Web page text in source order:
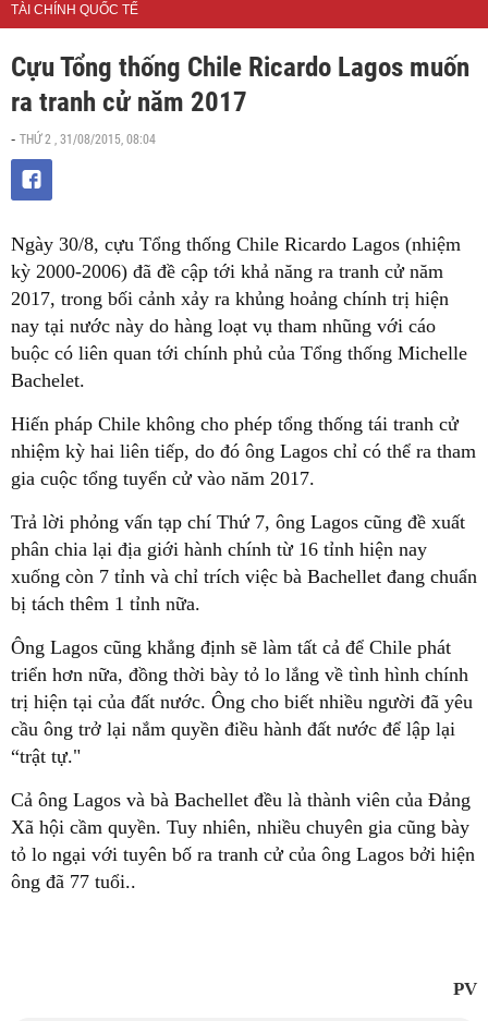
TÀI CHÍNH QUỐC TẾ
Cựu Tổng thống Chile Ricardo Lagos muốn
ra tranh cử năm 2017
- THỨ 2 , 31/08/2015, 08:04
Ngày 30/8, cựu Tổng thống Chile Ricardo Lagos (nhiệm
kỳ 2000-2006) đã đề cập tới khả năng ra tranh cử năm
2017, trong bối cảnh xảy ra khủng hoảng chính trị hiện
nay tại nước này do hàng loạt vụ tham nhũng với cáo
buộc có liên quan tới chính phủ của Tổng thống Michelle
Bachelet.
Hiến pháp Chile không cho phép tổng thống tái tranh cử
nhiệm kỳ hai liên tiếp, do đó ông Lagos chỉ có thể ra tham
gia cuộc tổng tuyển cử vào năm 2017.
Trả lời phỏng vấn tạp chí Thứ 7, ông Lagos cũng đề xuất
phân chia lại địa giới hành chính từ 16 tỉnh hiện nay
xuống còn 7 tỉnh và chỉ trích việc bà Bachellet đang chuẩn
bị tách thêm 1 tỉnh nữa.
Ông Lagos cũng khẳng định sẽ làm tất cả để Chile phát
triển hơn nữa, đồng thời bày tỏ lo lắng về tình hình chính
trị hiện tại của đất nước. Ông cho biết nhiều người đã yêu
cầu ông trở lại nắm quyền điều hành đất nước để lập lại
“trật tự."
Cả ông Lagos và bà Bachellet đều là thành viên của Đảng
Xã hội cầm quyền. Tuy nhiên, nhiều chuyên gia cũng bày
tỏ lo ngại với tuyên bố ra tranh cử của ông Lagos bởi hiện
ông đã 77 tuổi..
PV